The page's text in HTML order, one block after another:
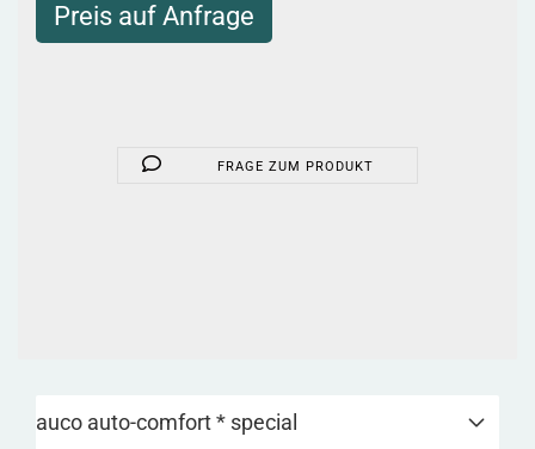
Preis auf Anfrage
FRAGE ZUM PRODUKT
auco auto-comfort * special